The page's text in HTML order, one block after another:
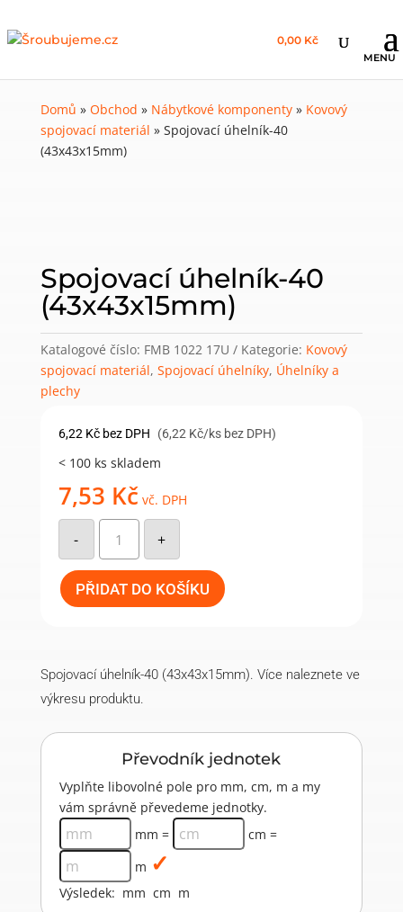
0,00 Kč
Domů » Obchod » Nábytkové komponenty» Kovový
spojovací materiál » Spojovací úhelník-40
(43x43x15mm)
Spojovací úhelník-40
(43x43x15mm)
Katalogové číslo: FMB 1022 17U Kategorie: Kovový
spojovací materiál, Spojovací úhelníky, Úhelníky a
plechy
6,22 Kč bez DPH (6,22 Kč/ks bez DPH)
< 100 ks skladem
7,53 Kč vč. DPH
-
Spojovací
úhelník-
(43x43x15mm)
množství
+
PŘIDAT DO KOŠÍKU
Spojovací úhelník-40 (43x43x15mm). Více naleznete ve
výkresu produktu.
Převodník jednotek
Vyplňte libovolné pole pro mm, cm, m a my
vám správně převedeme jednotky.
mm =
cm =
m
Výsledek: mm cm m